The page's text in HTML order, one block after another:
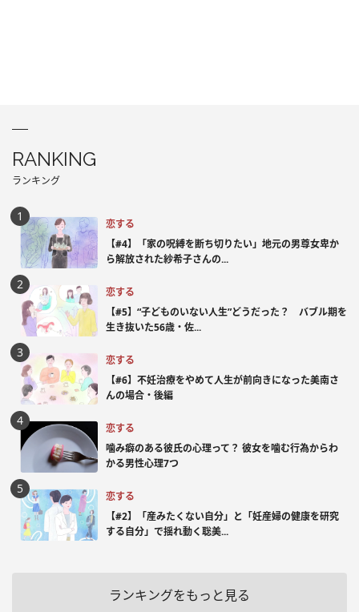
RANKING
ランキング
恋する
【#4】「家の呪縛を断ち切りたい」地元の男尊女卑か
ら解放された紗希子さんの...
恋する
【#5】“子どものいない人生”どうだった？ バブル期を
生き抜いた56歳・佐...
恋する
【#6】不妊治療をやめて人生が前向きになった美南さ
んの場合・後編
恋する
噛み癖のある彼氏の心理って？ 彼女を噛む行為からわ
かる男性心理7つ
恋する
【#2】「産みたくない自分」と「妊産婦の健康を研究
する自分」で揺れ動く聡美...
ランキングをもっと見る